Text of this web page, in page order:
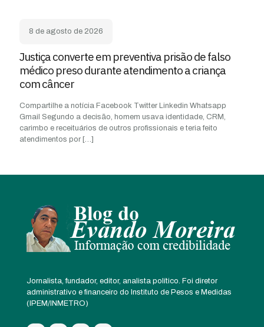
8 de agosto de 2026
Justiça converte em preventiva prisão de falso
médico preso durante atendimento a criança
com câncer
Compartilhe a notícia Facebook Twitter Linkedin Whatsapp
Gmail Segundo a decisão, homem usava identidade, CRM,
carimbo e receituários de outros profissionais e teria feito
atendimentos por […]
Jornalista, fundador, editor, analista político. Foi diretor
administrativo e financeiro do Instituto de Pesos e Medidas
(IPEM/INMETRO)